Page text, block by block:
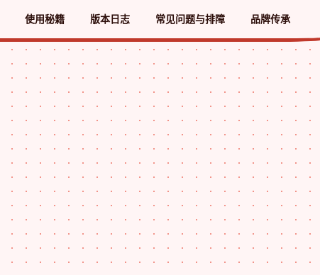
使用秘籍 版本日志 常见问题与排障 品牌传承